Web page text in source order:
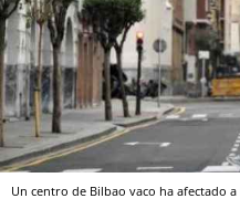
Un centro de Bilbao vaco ha afectado a